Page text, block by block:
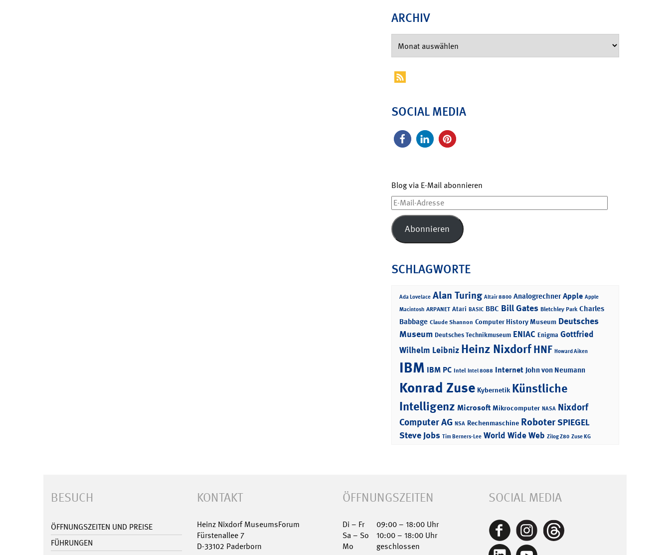
ARCHIV
SOCIAL MEDIA
Blog via E-Mail abonnieren
E-
Mail-
Adresse
Abonnieren
SCHLAGWORTE
Ada Lovelace Alan Turing Altair 8800 Analogrechner Apple Apple
Macintosh ARPANET Atari BASIC BBC Bill Gates Bletchley Park Charles
Babbage Claude Shannon Computer History Museum Deutsches
Museum Deutsches Technikmuseum ENIAC Enigma Gottfried
Wilhelm Leibniz Heinz NixdorfHNF Howard Aiken
IBM IBM PC Intel Intel 8088 Internet John von Neumann
Konrad Zuse Kybernetik Künstliche
Intelligenz Microsoft Mikrocomputer NASA Nixdorf
Computer AG NSA Rechenmaschine RoboterSPIEGEL
Steve Jobs Tim Berners-Lee World Wide Web Zilog Z80 Zuse KG
BESUCH
ÖFFNUNGSZEITEN UND PREISE
FÜHRUNGEN
KONTAKT
Heinz Nixdorf MuseumsForum
Fürstenallee 7
D-33102 Paderborn
ÖFFNUNGSZEITEN
Di – Fr
09:00 – 18:00 Uhr
Sa – So
10:00 – 18:00 Uhr
Mo
geschlossen
SOCIAL MEDIA